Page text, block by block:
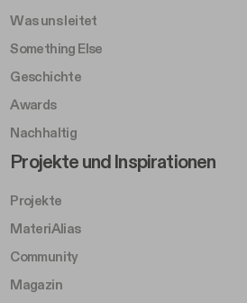
Was uns leitet
Something Else
Geschichte
Awards
Nachhaltig
Footer Left Middle B
Projekte und Inspirationen
Projekte
MateriAlias
Community
Magazin